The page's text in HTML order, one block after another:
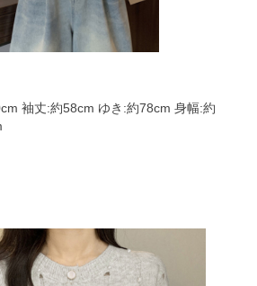
袖丈:約58cm ゆき:約78cm 身幅:約